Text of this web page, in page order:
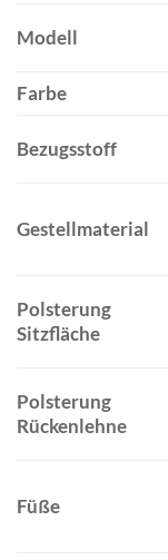
Modell
Farbe
Bezugsstoff
Gestellmaterial
Polsterung
Sitzfläche
Polsterung
Rückenlehne
Füße